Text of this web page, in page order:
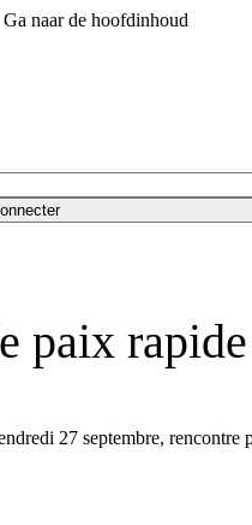
Ga naar de hoofdinhoud
paix
27 septembre, rencontre